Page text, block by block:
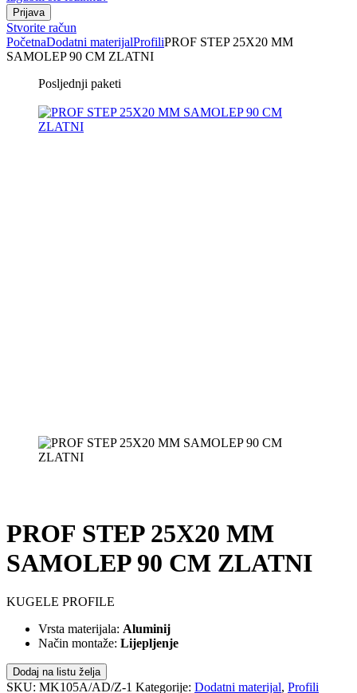
Stvorite račun
PočetnaDodatni materijalProfiliPROF STEP 25X20 MM
SAMOLEP 90 CM ZLATNI
Posljednji paketi
PROF STEP 25X20 MM
SAMOLEP 90 CM ZLATNI
KUGELE PROFILE
Vrsta materijala: Aluminij
Način montaže: Lijepljenje
Dodaj na listu želja
SKU: MK105A/AD/Z-1 Kategorije: Dodatni materijal, Profili